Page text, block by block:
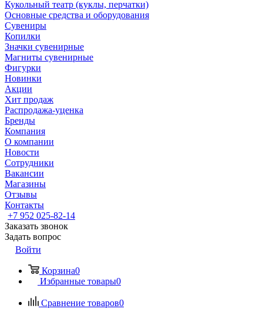
Кукольный театр (куклы, перчатки)
Основные средства и оборудования
Сувениры
Копилки
Значки сувенирные
Магниты сувенирные
Фигурки
Новинки
Акции
Хит продаж
Распродажа-уценка
Бренды
Компания
О компании
Новости
Сотрудники
Вакансии
Магазины
Отзывы
Контакты
+7 952 025-82-14
Заказать звонок
Задать вопрос
Войти
Корзина0
Избранные товары0
Сравнение товаров0